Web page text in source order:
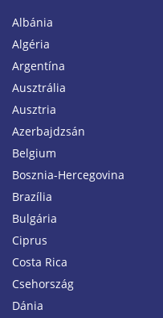
Albánia
Algéria
Argentína
Ausztrália
Ausztria
Azerbajdzsán
Belgium
Bosznia-Hercegovina
Brazília
Bulgária
Ciprus
Costa Rica
Csehország
Dánia